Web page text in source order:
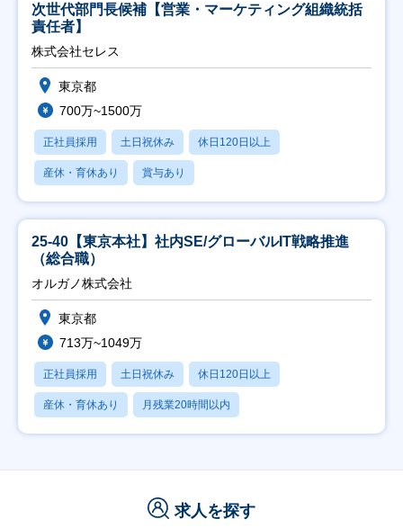
次世代部門長候補【営業・マーケティング組織統括
責任者】
株式会社セレス
東京都
700万~1500万
正社員採用 土日祝休み 休日120日以上
産休・育休あり 賞与あり
25-40【東京本社】社内SE/グローバルIT戦略推進
（総合職）
オルガノ株式会社
東京都
713万~1049万
正社員採用 土日祝休み 休日120日以上
産休・育休あり 月残業20時間以内
求人を探す